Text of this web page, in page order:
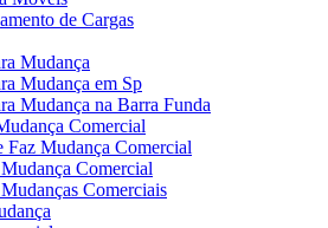
de Cargas
Mudança
Mudança em Sp
Mudança na Barra Funda
Comercial
Faz Mudança Comercial
Comercial
Comerciais